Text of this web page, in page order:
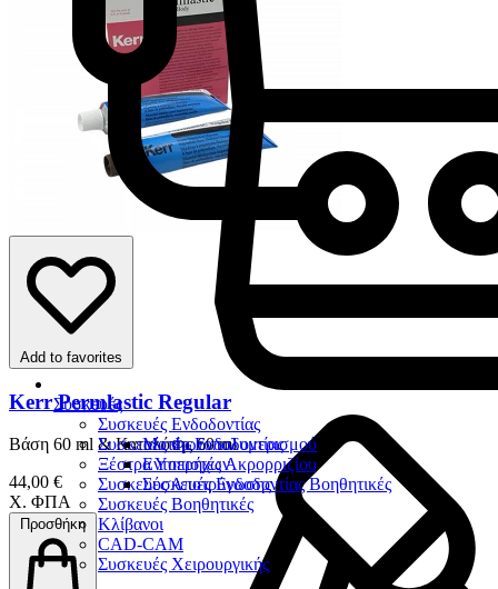
Συσκευές
Συσκευές Ενδοδοντίας
Μοτέρ Ενδοδοντίας
Εντοπιστές Ακρορριζίου
Συσκευές Ενδοδοντίας Βοηθητικές
Συσκευές Φωτοπολυμερισμού
Ξέστρα Υπερήχων
Συσκευές Αποτρύγωσης
Συσκευές Βοηθητικές
Κλίβανοι
CAD-CAM
Συσκευές Χειρουργικής
Add to favorites
Kerr Permlastic Regular
Βάση 60 ml & Καταλύτης 60 ml
44,00 €
Χ. ΦΠΑ
Προσθήκη